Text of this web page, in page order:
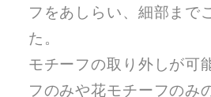
フをあしらい、細部まで
た。
モチーフの取り外しが可
フのみや花モチーフのみ